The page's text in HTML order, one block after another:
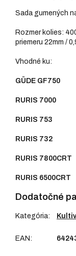
Sada gumených
Rozmer kolies:
priemeru 22mm /
Vhodné ku:
GÜDE GF750
RURIS 7000
RURIS 753
RURIS 732
RURIS 7800CRT
RURIS 6500CRT
Dodatočné
Kategória:
EAN :